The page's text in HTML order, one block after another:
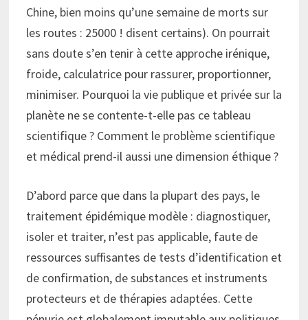
Chine, bien moins qu’une semaine de morts sur
les routes : 25000 ! disent certains). On pourrait
sans doute s’en tenir à cette approche irénique,
froide, calculatrice pour rassurer, proportionner,
minimiser. Pourquoi la vie publique et privée sur la
planète ne se contente-t-elle pas ce tableau
scientifique ? Comment le problème scientifique
et médical prend-il aussi une dimension éthique ?
D’abord parce que dans la plupart des pays, le
traitement épidémique modèle : diagnostiquer,
isoler et traiter, n’est pas applicable, faute de
ressources suffisantes de tests d’identification et
de confirmation, de substances et instruments
protecteurs et de thérapies adaptées. Cette